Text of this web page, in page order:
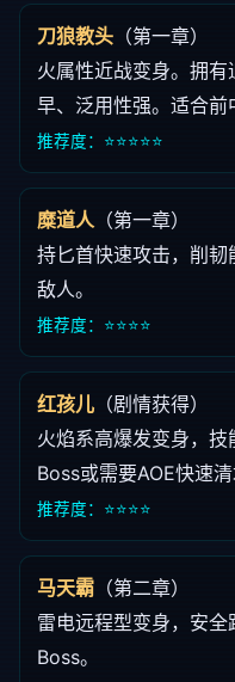
刀狼教头 （第一章）
火属性近战变身。拥
早、泛用性强。适合前
推荐度：⭐⭐⭐⭐⭐
糜道人（第一章）
持匕首快速攻击，削
敌人。
推荐度：⭐⭐⭐⭐
红孩儿 （剧情获得）
火焰系高爆发变身，
Boss或需要AOE快速清
推荐度：⭐⭐⭐⭐
马天霸 （第二章）
雷电远程型变身，安
Boss。